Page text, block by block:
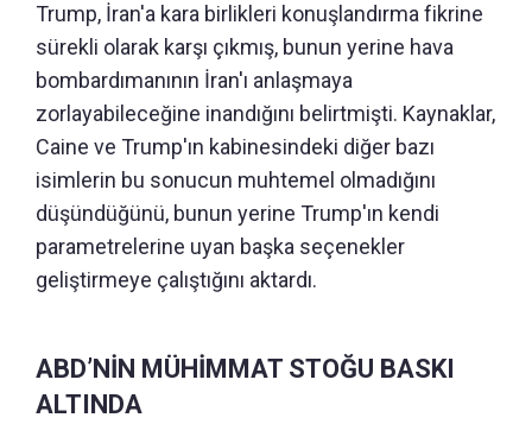
Trump, İran'a kara birlikleri konuşlandırma fikrine
sürekli olarak karşı çıkmış, bunun yerine hava
bombardımanının İran'ı anlaşmaya
zorlayabileceğine inandığını belirtmişti. Kaynaklar,
Caine ve Trump'ın kabinesindeki diğer bazı
isimlerin bu sonucun muhtemel olmadığını
düşündüğünü, bunun yerine Trump'ın kendi
parametrelerine uyan başka seçenekler
geliştirmeye çalıştığını aktardı.
ABD’NİN MÜHİMMAT STOĞU BASKI
ALTINDA